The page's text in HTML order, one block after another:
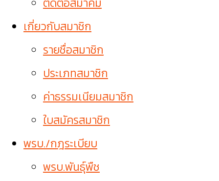
เกี่ยวกับสมาชิก
รายชื่อสมาชิก
ประเภทสมาชิก
ค่าธรรมเนียมสมาชิก
ใบสมัครสมาชิก
พรบ./กฎระเบียบ
พรบ.พันธุ์พืช